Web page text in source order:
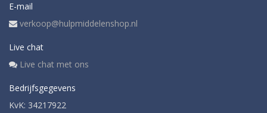
E-mail
verkoop@hulpmiddelenshop.nl
Live chat
Live chat met ons
Bedrijfsgegevens
KvK: 34217922